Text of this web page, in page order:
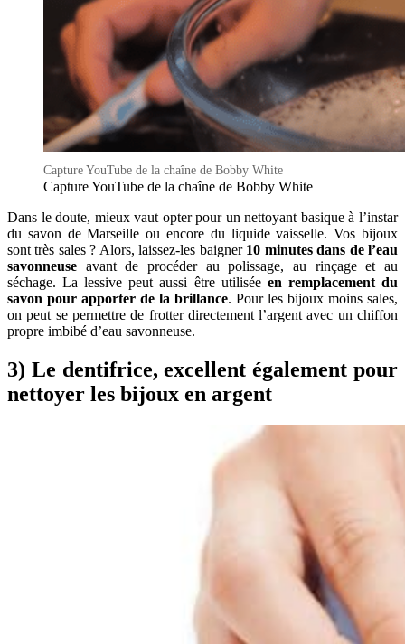
Capture YouTube de la chaîne de Bobby White
Capture YouTube de la chaîne de Bobby White
Dans le doute, mieux vaut opter pour un nettoyant basique à l’instar
du savon de Marseille ou encore du liquide vaisselle. Vos bijoux
sont très sales ? Alors, laissez-les baigner 10 minutes dans de l’eau
savonneuse avant de procéder au polissage, au rinçage et au
séchage. La lessive peut aussi être utilisée en remplacement du
savon pour apporter de la brillance. Pour les bijoux moins sales,
on peut se permettre de frotter directement l’argent avec un chiffon
propre imbibé d’eau savonneuse.
3) Le dentifrice, excellent également pour
nettoyer les bijoux en argent